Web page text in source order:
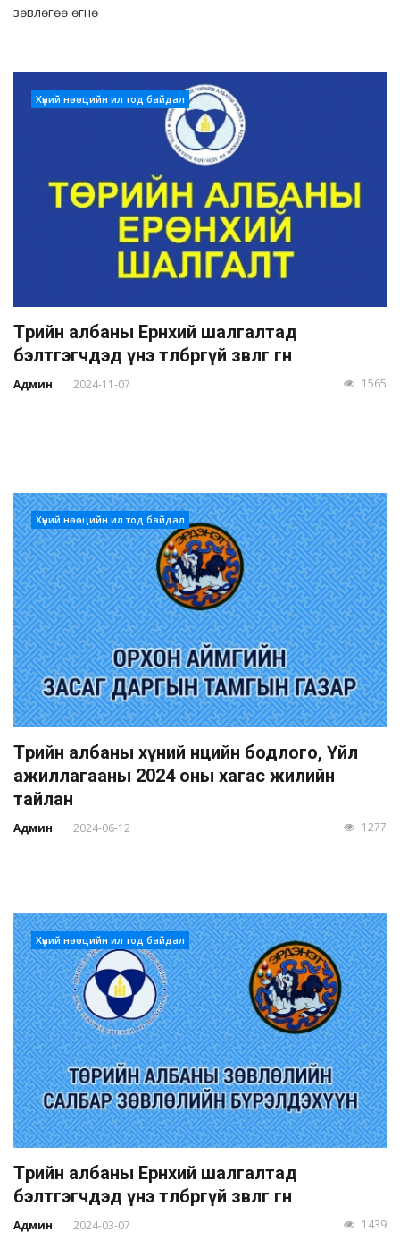
зөвлөгөө өгнө
Хүний нөөцийн ил тод байдал
Төрийн албаны Ерөнхий шалгалтад
бэлтгэгчдэд үнэ төлбөргүй зөвлөгөө өгнө
Админ 2024-11-07 1565
Хүний нөөцийн ил тод байдал
Төрийн албаны хүний нөөцийн бодлого, Үйл
ажиллагааны 2024 оны хагас жилийн
тайлан
Админ 2024-06-12 1277
Хүний нөөцийн ил тод байдал
Төрийн албаны Ерөнхий шалгалтад
бэлтгэгчдэд үнэ төлбөргүй зөвлөгөө өгнө
Админ 2024-03-07 1439